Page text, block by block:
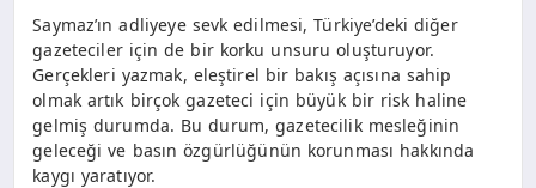
Saymaz’ın adliyeye sevk edilmesi, Türkiye’deki diğer
gazeteciler için de bir korku unsuru oluşturuyor.
Gerçekleri yazmak, eleştirel bir bakış açısına sahip
olmak artık birçok gazeteci için büyük bir risk haline
gelmiş durumda. Bu durum, gazetecilik mesleğinin
geleceği ve basın özgürlüğünün korunması hakkında
kaygı yaratıyor.